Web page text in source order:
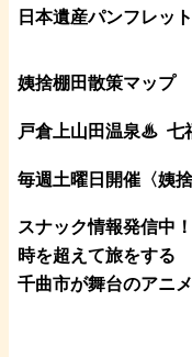
日本遺産パンフレット
姨捨棚田散策マップ
戸倉上山田温泉♨ 七
毎週土曜日開催〈姨
スナック情報発信中
時を超えて旅をする
千曲市が舞台のアニ